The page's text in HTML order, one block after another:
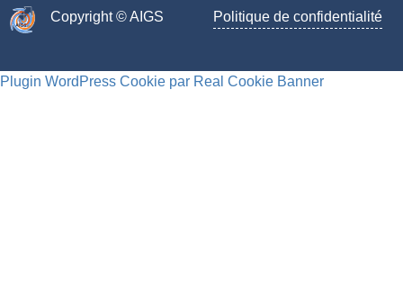
Copyright © AIGS​ Politique de confidentialité
Plugin WordPress Cookie par Real Cookie Banner